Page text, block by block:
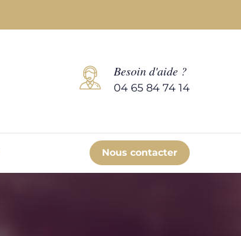
Besoin d'aide ?
04 65 84 74 14
Nous contacter